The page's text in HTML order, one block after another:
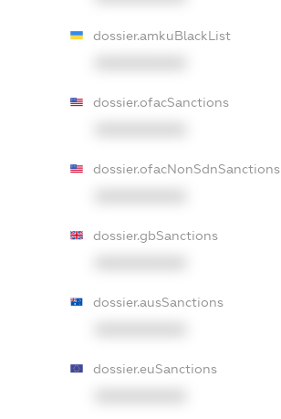
dossier.amkuBlackList
dossier.ofacSanctions
dossier.ofacNonSdnSanctions
dossier.gbSanctions
dossier.ausSanctions
dossier.euSanctions